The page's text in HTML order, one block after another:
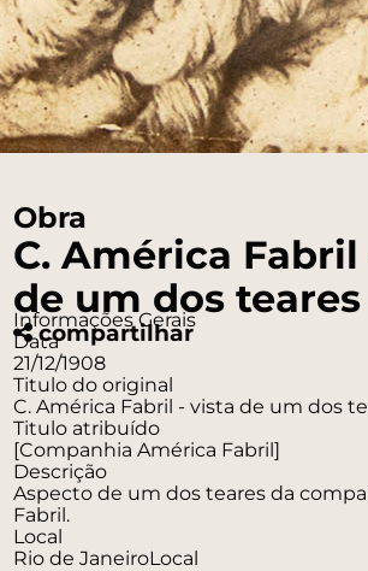
Obra
C. América
de um dos teares
compartilhar
Informações Gerais
Data
21/12/1908
Titulo do original
C. América Fabril - vista de um
Titulo atribuído
[Companhia América Fabril]
Descrição
Aspecto de um dos teares da
Fabril.
Local
Rio de JaneiroLocal